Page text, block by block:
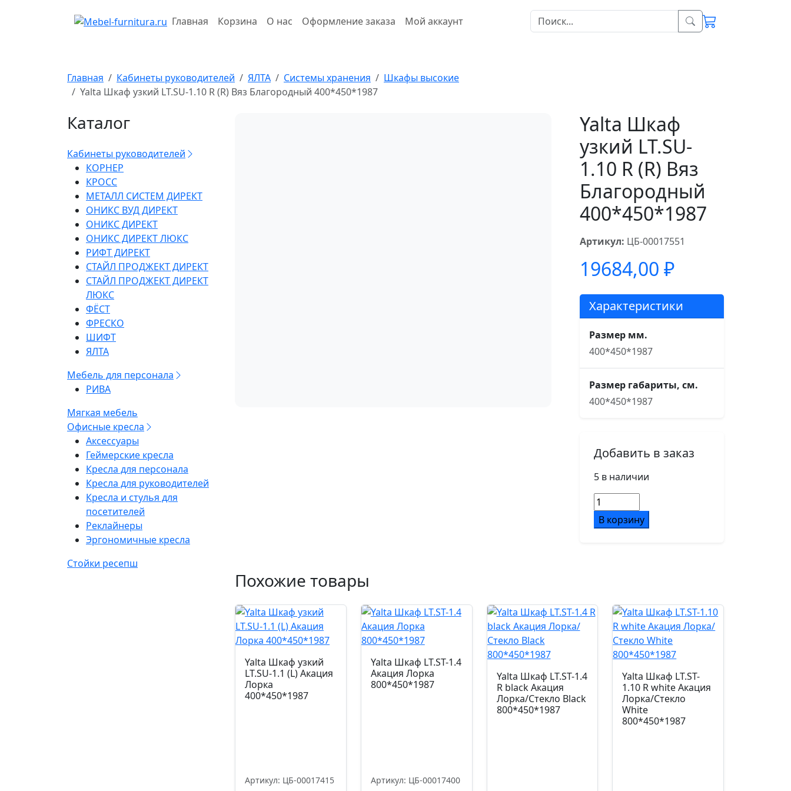
Главная Корзина О нас Оформление заказа Мой аккаунт
Главная Кабинеты руководителей ЯЛТА Системы хранения
Шкафы высокие
Yalta Шкаф узкий LT.SU-1.10 R (R) Вяз Благородный 400*450*1987
Каталог
Кабинеты руководителей
КОРНЕР
КРОСС
МЕТАЛЛ СИСТЕМ ДИРЕКТ
ОНИКС ВУД ДИРЕКТ
ОНИКС ДИРЕКТ
ОНИКС ДИРЕКТ ЛЮКС
РИФТ ДИРЕКТ
СТАЙЛ ПРОДЖЕКТ ДИРЕКТ
СТАЙЛ ПРОДЖЕКТ ДИРЕКТ
ЛЮКС
ФЁСТ
ФРЕСКО
ШИФТ
ЯЛТА
Мебель для персонала
РИВА
Мягкая мебель
Офисные кресла
Аксессуары
Геймерские кресла
Кресла для персонала
Кресла для руководителей
Кресла и стулья для
посетителей
Реклайнеры
Эргономичные кресла
Стойки ресепш
Yalta Шкаф
узкий LT.SU-
1.10 R (R) Вяз
Благородный
400*450*1987
Артикул: ЦБ-00017551
19684,00 ₽
Характеристики
Размер мм.
400*450*1987
Размер габариты, см.
400*450*1987
Добавить в заказ
5 в наличии
Количество
товара
Yalta
(R)
Благородный
400*450*1987
В корзину
Похожие товары
Yalta Шкаф узкий
LT.SU-1.1 (L) Акация
Лорка
400*450*1987
Артикул: ЦБ-00017415
Yalta Шкаф LT.ST-1.4
Акация Лорка
800*450*1987
Артикул: ЦБ-00017400
Yalta Шкаф LT.ST-1.4
R black Акация
Лорка/Стекло Black
800*450*1987
Yalta Шкаф LT.ST-
1.10 R white Акация
Лорка/Стекло
White
800*450*1987